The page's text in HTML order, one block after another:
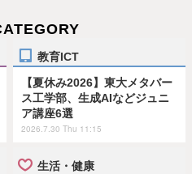
教育ICT
【夏休み2026】東大メタバー
ス工学部、生成AIなどジュニ
ア講座6選
2026.7.30 Thu 11:15
生活・健康